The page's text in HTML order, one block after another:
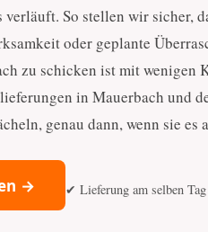
So stellen wir sicher,
oder geplante
zu schicken ist mit wenigen
in Mauerbach und
genau dann, wenn sie es
→ ✔ Lieferung am selben